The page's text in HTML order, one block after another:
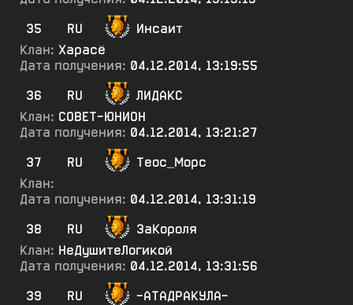
35
RU
Инсаит
Клан: Харасё
Дата получения: 04.12.2014, 13:19:55
36
RU
ЛИДАКС
Клан: СОВЕТ-ЮНИОН
Дата получения: 04.12.2014, 13:21:27
37
RU
Теос_Морс
Клан:
Дата получения: 04.12.2014, 13:31:19
38
RU
ЗаКороля
Клан: НеДушитеЛогикой
Дата получения: 04.12.2014, 13:31:56
39
RU
-АТАДРАКУЛА-